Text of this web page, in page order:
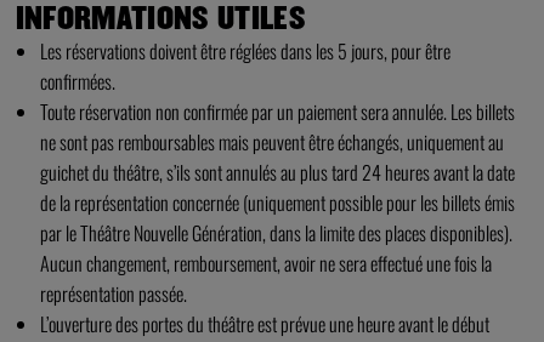
INFORMATIONS UTILES
Les réservations doivent être réglées dans les 5 jours, pour être
confirmées.
Toute réservation non confirmée par un paiement sera annulée. Les billets
ne sont pas remboursables mais peuvent être échangés, uniquement au
guichet du théâtre, s’ils sont annulés au plus tard 24 heures avant la date
de la représentation concernée (uniquement possible pour les billets émis
par le Théâtre Nouvelle Génération, dans la limite des places disponibles).
Aucun changement, remboursement, avoir ne sera effectué une fois la
représentation passée.
L’ouverture des portes du théâtre est prévue une heure avant le début